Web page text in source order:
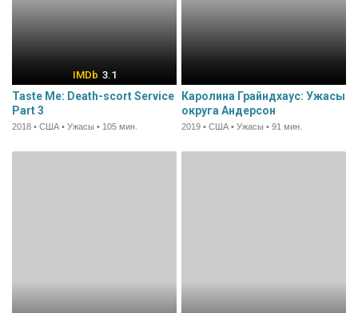
3.1
Taste Me: Death-scort Service
Part 3
2018 • США • Ужасы • 105 мин.
Каролина Грайндхаус: Ужасы
округа Андерсон
2019 • США • Ужасы • 91 мин.